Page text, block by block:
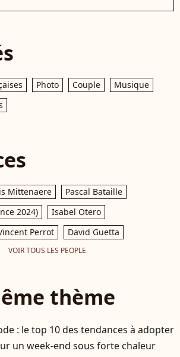
Photo Couple
Musique
Mittenaere
Pascal Bataille
2024)
Isabel Otero
Perrot David Guetta
VOIR TOUS LES PEOPLE
thème
: le top 10 des tendances à adopter
un week-end sous forte chaleur